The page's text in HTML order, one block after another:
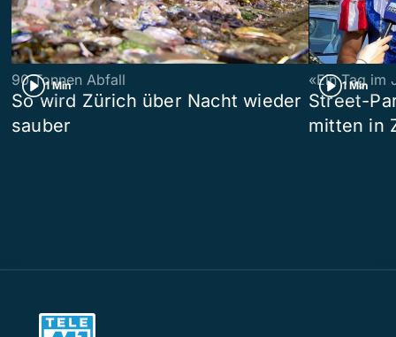
1 Min
90 Tonnen Abfall
So wird Zürich über Nacht wieder
sauber
1 Min
«Ein Tag im
Street-
mitten in